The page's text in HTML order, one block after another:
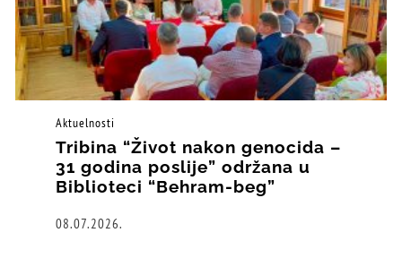
Aktuelnosti
Tribina “Život nakon genocida –
31 godina poslije” održana u
Biblioteci “Behram-beg”
08.07.2026.